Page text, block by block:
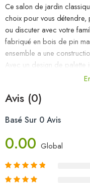
Ce salon de jardin
choix pour vous détendre,
ou discuter avec votre
fabriqué en bois de pin
ensemble a une
Avec un design de palette
touche de charme
recommandons de les
Couleur : noir
Dimensions du canapé
Dimensions de la table
L’assemblage est requis
Avis (0)
Basé Sur 0 Avis
0.00 Global